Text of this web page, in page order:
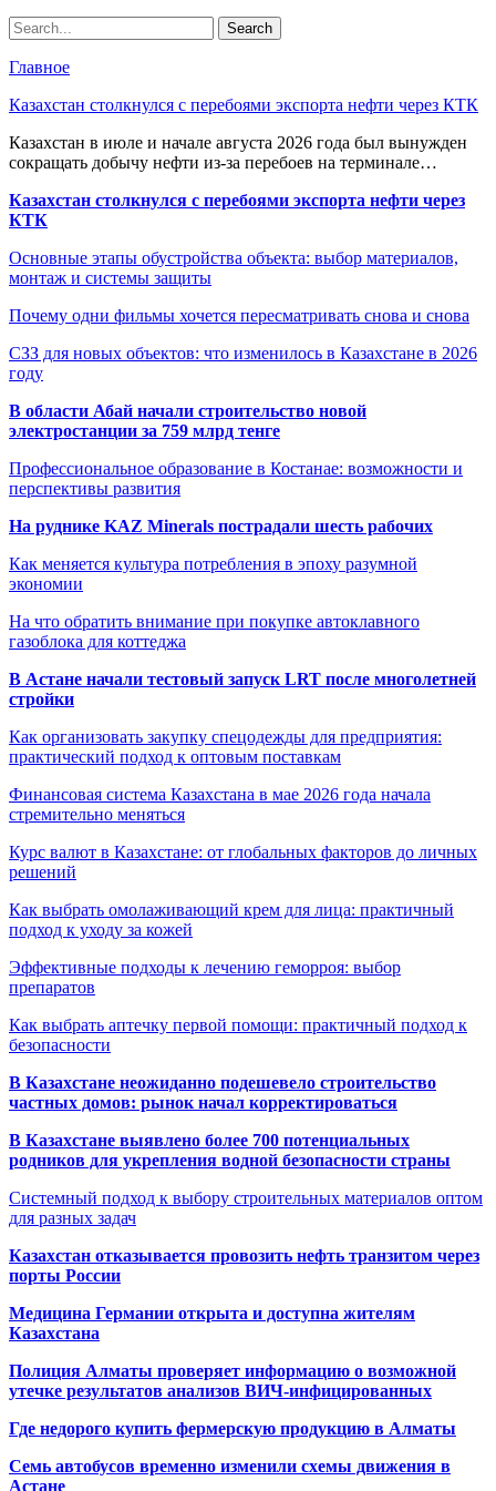
Главное
Казахстан столкнулся с перебоями экспорта нефти через КТК
Казахстан в июле и начале августа 2026 года был вынужден
сокращать добычу нефти из-за перебоев на терминале…
Казахстан столкнулся с перебоями экспорта нефти через
КТК
Основные этапы обустройства объекта: выбор материалов,
монтаж и системы защиты
Почему одни фильмы хочется пересматривать снова и снова
СЗЗ для новых объектов: что изменилось в Казахстане в 2026
году
В области Абай начали строительство новой
электростанции за 759 млрд тенге
Профессиональное образование в Костанае: возможности и
перспективы развития
На руднике KAZ Minerals пострадали шесть рабочих
Как меняется культура потребления в эпоху разумной
экономии
На что обратить внимание при покупке автоклавного
газоблока для коттеджа
В Астане начали тестовый запуск LRT после многолетней
стройки
Как организовать закупку спецодежды для предприятия:
практический подход к оптовым поставкам
Финансовая система Казахстана в мае 2026 года начала
стремительно меняться
Курс валют в Казахстане: от глобальных факторов до личных
решений
Как выбрать омолаживающий крем для лица: практичный
подход к уходу за кожей
Эффективные подходы к лечению геморроя: выбор
препаратов
Как выбрать аптечку первой помощи: практичный подход к
безопасности
В Казахстане неожиданно подешевело строительство
частных домов: рынок начал корректироваться
В Казахстане выявлено более 700 потенциальных
родников для укрепления водной безопасности страны
Системный подход к выбору строительных материалов оптом
для разных задач
Казахстан отказывается провозить нефть транзитом через
порты России
Медицина Германии открыта и доступна жителям
Казахстана
Полиция Алматы проверяет информацию о возможной
утечке результатов анализов ВИЧ-инфицированных
Где недорого купить фермерскую продукцию в Алматы
Семь автобусов временно изменили схемы движения в
Астане